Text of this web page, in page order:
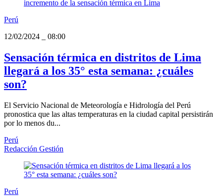
Perú
12/02/2024
08:00
Sensación térmica en distritos de Lima
llegará a los 35° esta semana: ¿cuáles
son?
El Servicio Nacional de Meteorología e Hidrología del Perú
pronostica que las altas temperaturas en la ciudad capital persistirán
por lo menos du...
Perú
Redacción Gestión
Perú